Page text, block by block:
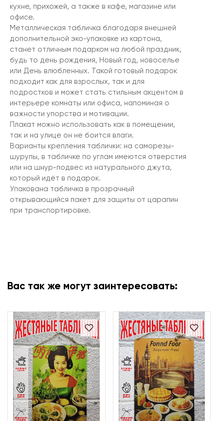
кухне, прихожей, а также в кафе, магазине или
офисе.
Металлическая табличка благодаря внешней
дополнительной эко-упаковке из картона,
станет отличным подарком на любой праздник,
будь то день рождения, Новый год, новоселье
или День влюбленных. Такой готовый подарок
подходит как для взрослых, так и для
подростков и может стать стильным акцентом в
интерьере комнаты или офиса, напоминая о
важности упорства и мотивации.
Плакат можно использовать как в помещении,
так и на улице он не боится влаги.
Варианты крепления таблички: на саморезы-
шурупы, в табличке по углам имеются отверстия
или на шнур-подвес из натурального джута,
который идёт в подарок.
Упакована табличка в прозрачный
открывающийся пакет для защиты от царапин
при транспортировке.
Вас так же могут заинтересовать: